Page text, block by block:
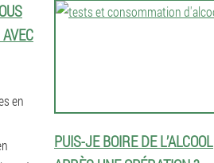
en
PUIS-JE BOIRE DE L’ALCOOL